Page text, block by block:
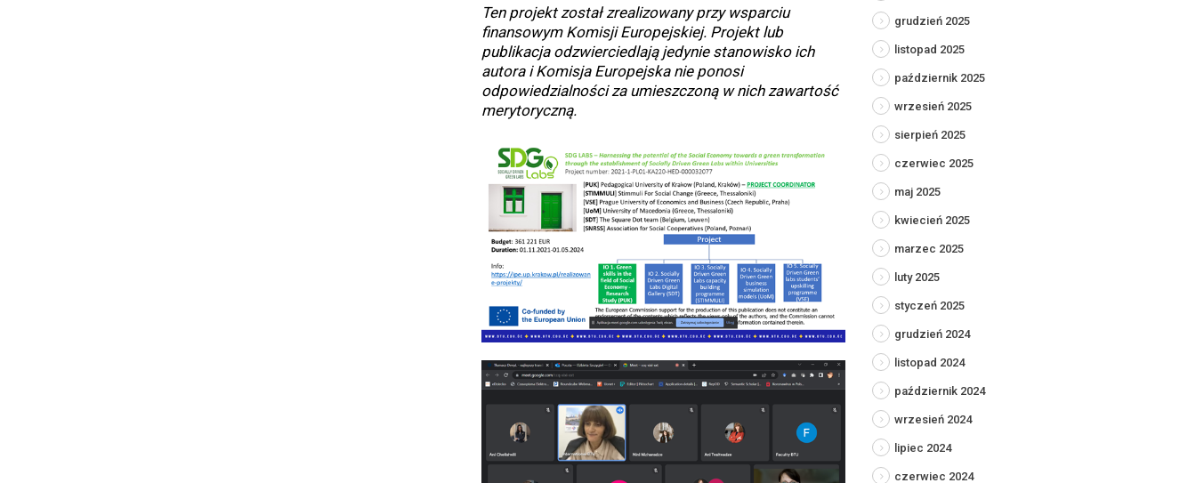
Ten projekt został zrealizowany przy wsparciu
finansowym Komisji Europejskiej. Projekt lub
publikacja odzwierciedlają jedynie stanowisko ich
autora i Komisja Europejska nie ponosi
odpowiedzialności za umieszczoną w nich zawartość
merytoryczną.
grudzień 2025
listopad 2025
październik 2025
wrzesień 2025
sierpień 2025
czerwiec 2025
maj 2025
kwiecień 2025
marzec 2025
luty 2025
styczeń 2025
grudzień 2024
listopad 2024
październik 2024
wrzesień 2024
lipiec 2024
czerwiec 2024